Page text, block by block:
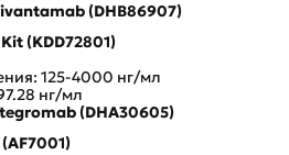
(DHB86907)
(KDD72801)
125-4000 нг/мл
нг/мл
(DHA30605)